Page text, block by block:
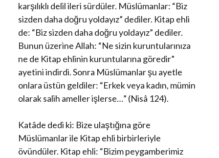
karşılıklı delil ileri sürdüler. Müslümanlar: “Biz
sizden daha doğru yoldayız” dediler. Kitap ehli
de: “Biz sizden daha doğru yoldayız” dediler.
Bunun üzerine Allah: “Ne sizin kuruntularınıza
ne de Kitap ehlinin kuruntularına göredir”
ayetini indirdi. Sonra Müslümanlar şu ayetle
onlara üstün geldiler: “Erkek veya kadın, mümin
olarak salih ameller işlerse…” (Nisâ 124).
Katâde dedi ki: Bize ulaştığına göre
Müslümanlar ile Kitap ehli birbirleriyle
övündüler. Kitap ehli: “Bizim peygamberimiz